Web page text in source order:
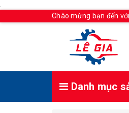
Chào mừng bạn đến
Danh mục